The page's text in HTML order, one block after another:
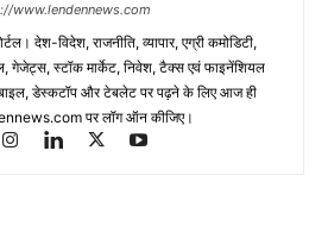
www.lendennews.com
देश-विदेश, राजनीति, व्यापार, एग्री कमोडिटी,
गेजेट्स, स्टॉक मार्केट, निवेश, टैक्स एवं फाइनेंशियल
डेस्कटॉप और टेबलेट पर पढ़ने के लिए आज ही
पर लॉग ऑन कीजिए।